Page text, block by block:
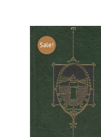
Sale!